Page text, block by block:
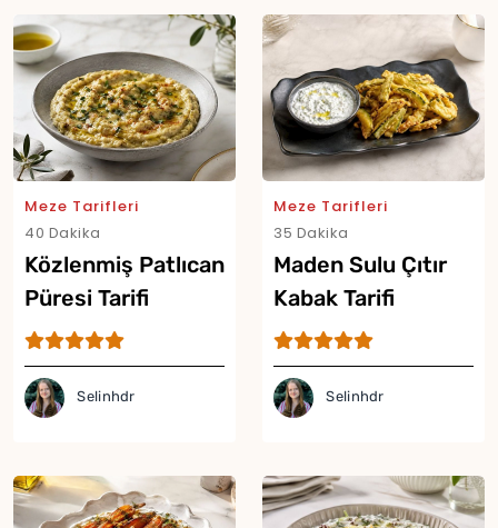
Meze Tarifleri
40 Dakika
Közlenmiş Patlıcan
Püresi Tarifi
Selinhdr
Meze Tarifleri
35 Dakika
Maden Sulu Çıtır
Kabak Tarifi
Selinhdr